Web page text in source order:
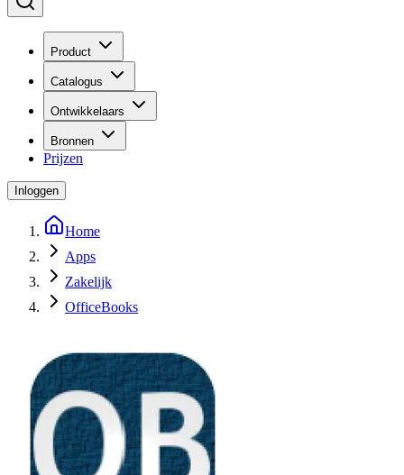
Product
Catalogus
Ontwikkelaars
Bronnen
Prijzen
Inloggen
Home
Apps
Zakelijk
OfficeBooks